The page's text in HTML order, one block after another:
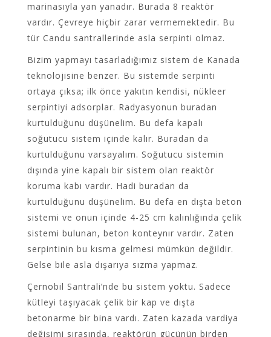
marinasıyla yan yanadır. Burada 8 reaktör
vardır. Çevreye hiçbir zarar vermemektedir. Bu
tür Candu santrallerinde asla serpinti olmaz.
Bizim yapmayı tasarladığımız sistem de Kanada
teknolojisine benzer. Bu sistemde serpinti
ortaya çıksa; ilk önce yakıtın kendisi, nükleer
serpintiyi adsorplar. Radyasyonun buradan
kurtulduğunu düşünelim. Bu defa kapalı
soğutucu sistem içinde kalır. Buradan da
kurtulduğunu varsayalım. Soğutucu sistemin
dışında yine kapalı bir sistem olan reaktör
koruma kabı vardır. Hadi buradan da
kurtulduğunu düşünelim. Bu defa en dışta beton
sistemi ve onun içinde 4-25 cm kalınlığında çelik
sistemi bulunan, beton konteynır vardır. Zaten
serpintinin bu kısma gelmesi mümkün değildir.
Gelse bile asla dışarıya sızma yapmaz.
Çernobil Santrali’nde bu sistem yoktu. Sadece
kütleyi taşıyacak çelik bir kap ve dışta
betonarme bir bina vardı. Zaten kazada vardiya
değişimi sırasında, reaktörün gücünün birden